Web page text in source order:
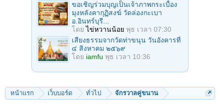
ขอเชิญร่วมบุญเป็นเจ้าภาพกระเบื้อง
มุงหลังคากุฏิสงฆ์ วัดล่องกะเบา
อ.อินทร์บุรี...
โดยไข่หวานน้อย พุธ เวลา 07:30
เสียงธรรมจากวัดท่าขนุน วันอังคารที่
๔ สิงหาคม ๒๕๖๙
โดย iamfu พุธ เวลา 10:36
หน้าแรก เว็บบอร์ด ทั่วไป จักรวาลคู่ขนาน